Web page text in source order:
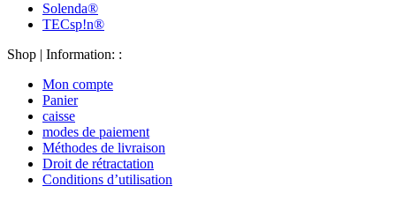
Solenda®
TECsp!n®
Shop | Information: :
Mon compte
Panier
caisse
modes de paiement
Méthodes de livraison
Droit de rétractation
Conditions d’utilisation